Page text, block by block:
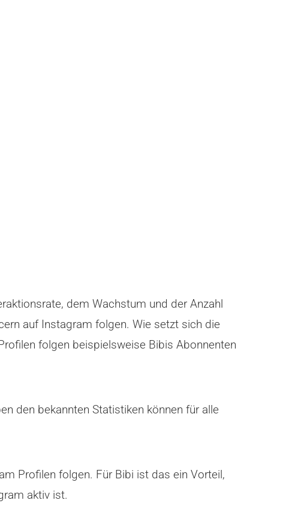
dem Wachstum und der Anzahl
auf Instagram folgen. Wie setzt sich die
folgen beispielsweise Bibis Abonnenten
den bekannten Statistiken können für alle
Profilen folgen. Für Bibi ist das ein Vorteil,
aktiv ist.